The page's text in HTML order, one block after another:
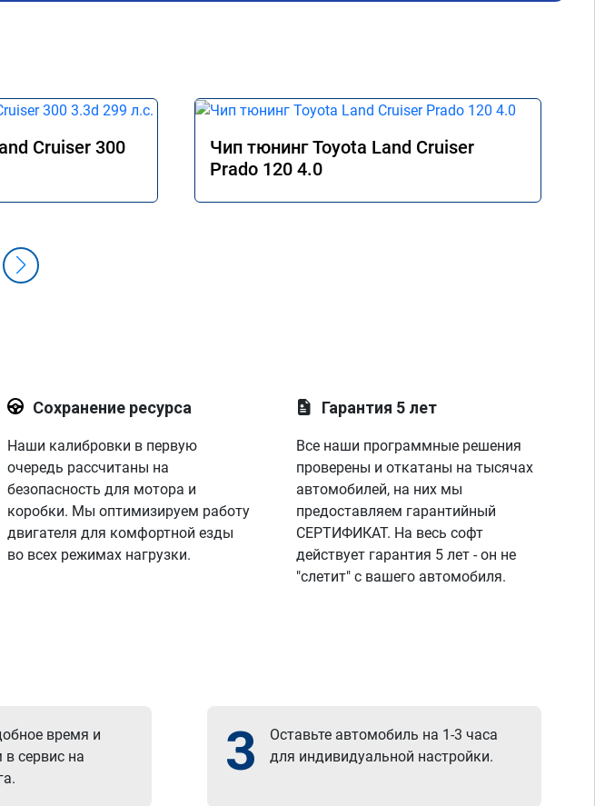
Cruiser 300
Чип тюнинг Toyota Land Cruiser
Prado 120 4.0
Сохранение ресурса
Наши калибровки в первую
очередь рассчитаны на
безопасность для мотора и
коробки. Мы оптимизируем работу
двигателя для комфортной езды
во всех режимах нагрузки.
Гарантия 5 лет
Все наши программные решения
проверены и откатаны на тысячах
автомобилей, на них мы
предоставляем гарантийный
СЕРТИФИКАТ. На весь софт
действует гарантия 5 лет - он не
"слетит" с вашего автомобиля.
время и
сервис на
3
Оставьте автомобиль на 1-3 часа
для индивидуальной настройки.